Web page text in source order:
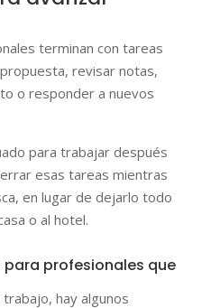
terminan con tareas
revisar notas,
o responder a nuevos
para trabajar después
esas tareas mientras
en lugar de dejarlo todo
o al hotel.
profesionales que
hay algunos